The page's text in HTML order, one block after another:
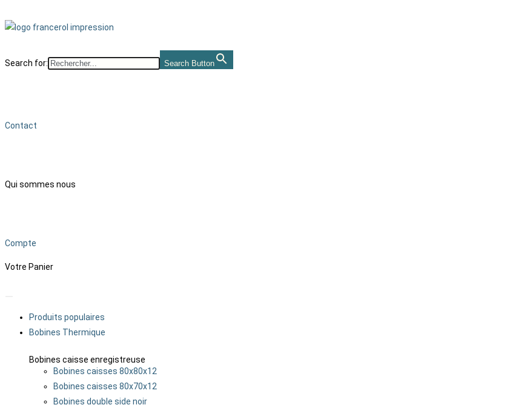
Search for: Search Button
Contact
Qui sommes nous
Compte
Votre Panier
Produits populaires
Bobines Thermique
Bobines caisse enregistreuse
Bobines caisses 80x80x12
Bobines caisses 80x70x12
Bobines double side noir